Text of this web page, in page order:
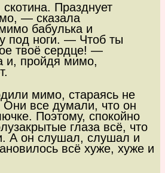
Празднует
— сказала
бабулька и
под ноги. — Чтоб ты
твоё сердце! —
и, пройдя мимо,
мимо, стараясь не
Они все думали, что он
Поэтому, спокойно
глаза всё, что
А он слушал, слушал и
всё хуже, хуже и